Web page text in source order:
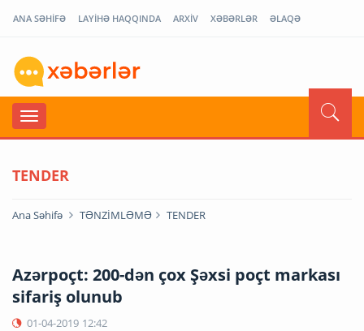
ANA SƏHİFƏ LAYİHƏ HAQQINDA ARXİV XƏBƏRLƏR ƏLAQƏ
TENDER
Ana Səhifə TƏNZİMLƏMƏ TENDER
Azərpoçt: 200-dən çox Şəxsi poçt markası
sifariş olunub
01-04-2019 12:42